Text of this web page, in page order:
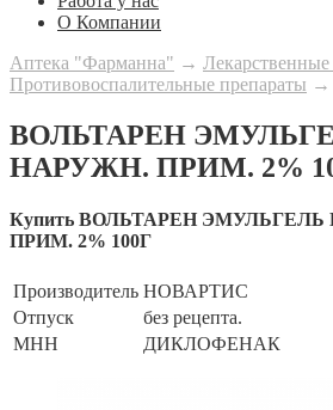
О Компании
Аптека "Фарманна" →
Противовоспалительные препараты →
ВОЛЬТАРЕН
НАРУЖН. ПРИМ. 2%
Купить ВОЛЬТАРЕН
ПРИМ. 2% 100Г
Производитель НОВАРТИС
Отпуск
без рецепта.
МНН
ДИКЛОФЕНАК